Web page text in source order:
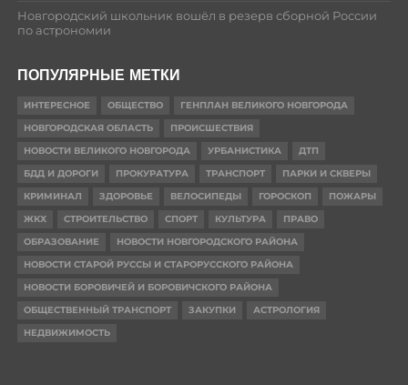
Новгородский школьник вошёл в резерв сборной России
по астрономии
ПОПУЛЯРНЫЕ МЕТКИ
ИНТЕРЕСНОЕ ОБЩЕСТВО
ГЕНПЛАН ВЕЛИКОГО НОВГОРОДА
НОВГОРОДСКАЯ ОБЛАСТЬ
ПРОИСШЕСТВИЯ
НОВОСТИ ВЕЛИКОГО НОВГОРОДА
УРБАНИСТИКА
ДТП
БДД И ДОРОГИ
ПРОКУРАТУРА ТРАНСПОРТ
ПАРКИ И СКВЕРЫ
КРИМИНАЛ
ЗДОРОВЬЕ ВЕЛОСИПЕДЫ ГОРОСКОП
ПОЖАРЫ
ЖКХ
СТРОИТЕЛЬСТВО СПОРТ КУЛЬТУРА
ПРАВО
ОБРАЗОВАНИЕ
НОВОСТИ НОВГОРОДСКОГО РАЙОНА
НОВОСТИ СТАРОЙ РУССЫ И СТАРОРУССКОГО РАЙОНА
НОВОСТИ БОРОВИЧЕЙ И БОРОВИЧСКОГО РАЙОНА
ОБЩЕСТВЕННЫЙ ТРАНСПОРТ
ЗАКУПКИ
АСТРОЛОГИЯ
НЕДВИЖИМОСТЬ